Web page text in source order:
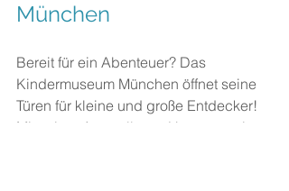
München
Bereit für ein Abenteuer? Das
Kindermuseum München öffnet seine
Türen für kleine und große Entdecker!
Mit seiner Ausstellung „Unterwegs in